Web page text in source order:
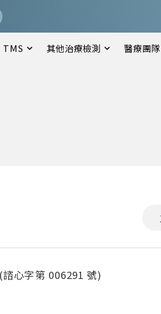
TMS 其他治療檢測 醫療團隊
心字第 006291 號)